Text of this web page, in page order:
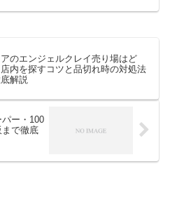
のエンジェルクレイ売り場はど
店内を探すコツと品切れ時の対処法
解説
ー・100
で徹底